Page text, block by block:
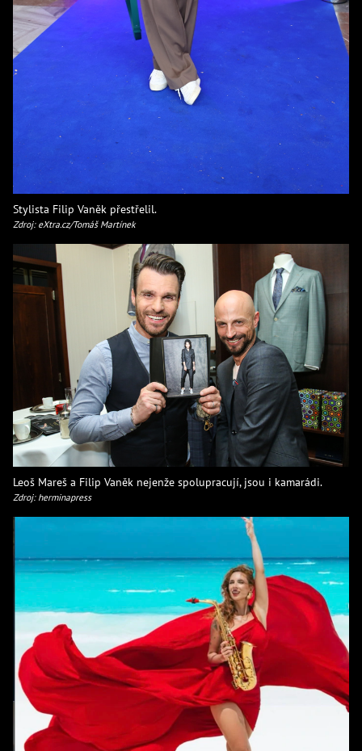
Stylista Filip Vaněk přestřelil.
Zdroj: eXtra.cz/Tomáš Martínek
Leoš Mareš a Filip Vaněk nejenže spolupracují, jsou i kamarádi.
Zdroj: herminapress